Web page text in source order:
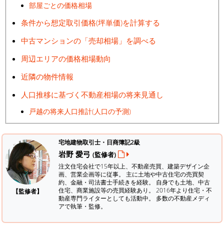
部屋ごとの価格相場
条件から想定取引価格(坪単価)を計算する
中古マンションの「売却相場」を調べる
周辺エリアの価格相場動向
近隣の物件情報
人口推移に基づく不動産相場の将来見通し
戸越の将来人口推計(人口の予測)
【監修者】
宅地建物取引士・日商簿記2級
岩野 愛弓 (監修者)
注文住宅会社で15年以上、不動産売買、建築デザイン企
画、営業企画等に従事。 主に土地や中古住宅の売買契
約、金融・司法書士手続きを経験。 自身でも土地、中古
住宅、商業施設等の売買経験あり。 2016年より住宅・不
動産専門ライターとしても活動中。 多数の不動産メディ
アで執筆・監修。